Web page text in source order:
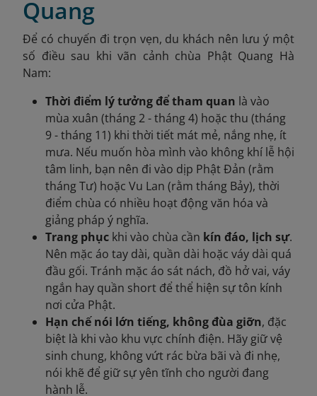
Quang
Để có chuyến đi trọn vẹn, du khách nên lưu ý một
số điều sau khi vãn cảnh chùa Phật Quang Hà
Nam:
Thời điểm lý tưởng để tham quan là vào
mùa xuân (tháng 2 - tháng 4) hoặc thu (tháng
9 - tháng 11) khi thời tiết mát mẻ, nắng nhẹ, ít
mưa. Nếu muốn hòa mình vào không khí lễ hội
tâm linh, bạn nên đi vào dịp Phật Đản (rằm
tháng Tư) hoặc Vu Lan (rằm tháng Bảy), thời
điểm chùa có nhiều hoạt động văn hóa và
giảng pháp ý nghĩa.
Trang phục khi vào chùa cần kín đáo, lịch sự.
Nên mặc áo tay dài, quần dài hoặc váy dài quá
đầu gối. Tránh mặc áo sát nách, đồ hở vai, váy
ngắn hay quần short để thể hiện sự tôn kính
nơi cửa Phật.
Hạn chế nói lớn tiếng, không đùa giỡn, đặc
biệt là khi vào khu vực chính điện. Hãy giữ vệ
sinh chung, không vứt rác bừa bãi và đi nhẹ,
nói khẽ để giữ sự yên tĩnh cho người đang
hành lễ.